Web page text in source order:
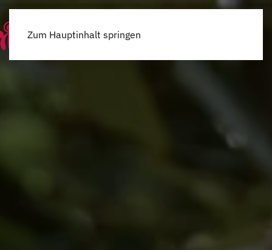
Zum Hauptinhalt springen